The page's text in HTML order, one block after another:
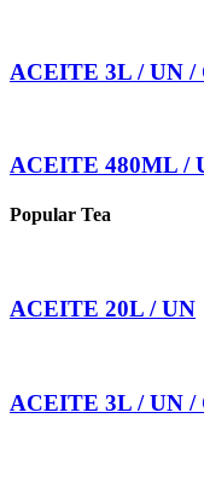
ACEITE 3L / UN /
ACEITE 480ML /
Popular Tea
ACEITE 20L / UN
ACEITE 3L / UN /